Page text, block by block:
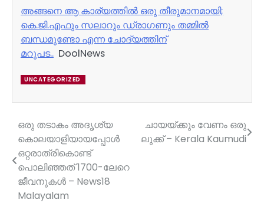
അങ്ങനെ ആ കാര്യത്തില്‍ ഒരു തീരുമാനമായി;
കെ.ജി.എഫും സലാറും ഡ്രാഗണും തമ്മില്‍
ബന്ധമുണ്ടോ എന്ന ചോദ്യത്തിന്
മറുപട.. DoolNews
UNCATEGORIZED
Post
navigation
ഒരു തടാകം അദൃശ്യ
കൊലയാളിയായപ്പോൾ
ഒറ്റരാത്രികൊണ്ട്
പൊലിഞ്ഞത് 1700-ലേറെ
ജീവനുകൾ – News18
Malayalam
ചായയ്ക്കും വേണം ഒരു
ലുക്ക് – Kerala Kaumudi